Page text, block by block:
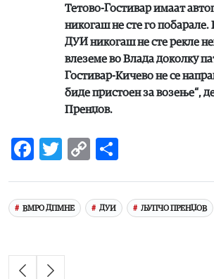
Тетово-Гостивар имаат
никогаш не сте го побарале.
ДУИ никогаш не сте рекле
влеземе во Влада доколку
Гостивар-Кичево не се
биде пристоен за возење“,
Пренџов.
Facebook
Twitter
Copy
ВМРО ДПМНЕ ДУИ ЉУПЧО ПРЕНЏОВ